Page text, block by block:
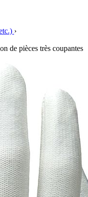
›
de pièces très coupantes